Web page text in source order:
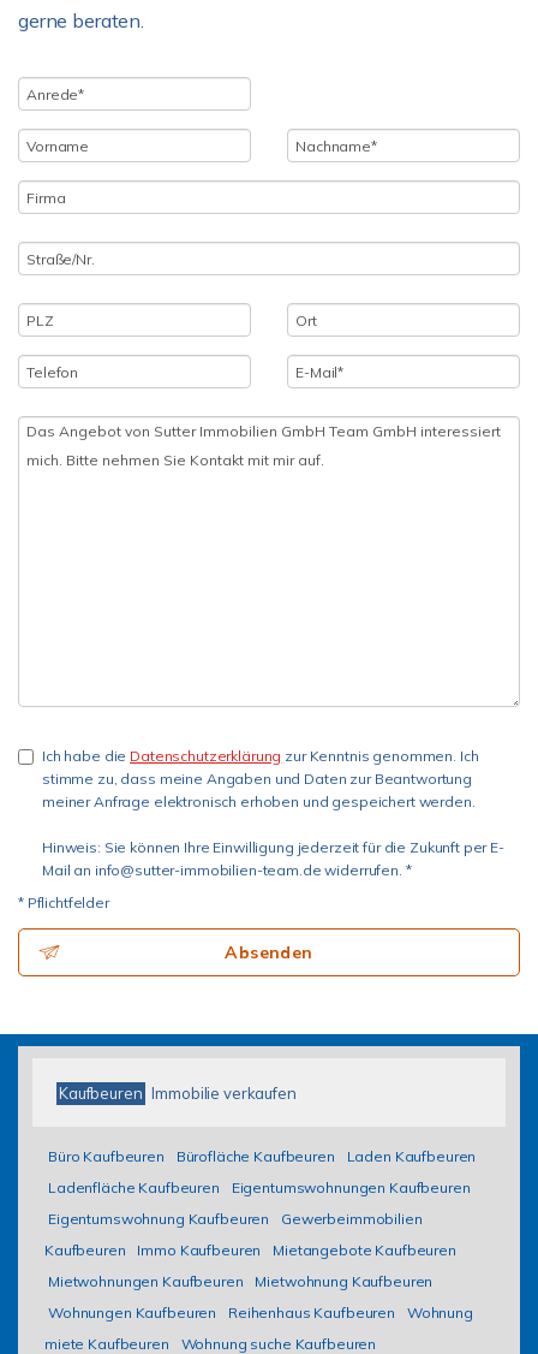
gerne beraten.
Ich habe die Datenschutzerklärung zur Kenntnis genommen. Ich
stimme zu, dass meine Angaben und Daten zur Beantwortung
meiner Anfrage elektronisch erhoben und gespeichert werden.
Hinweis: Sie können Ihre Einwilligung jederzeit für die Zukunft per E-
Mail an info@sutter-immobilien-team.de widerrufen. *
* Pflichtfelder
Absenden
Kaufbeuren Immobilie verkaufen
Büro Kaufbeuren Bürofläche Kaufbeuren
Laden Kaufbeuren
Ladenfläche Kaufbeuren
Eigentumswohnungen Kaufbeuren
Eigentumswohnung Kaufbeuren
Gewerbeimmobilien
Kaufbeuren
Immo Kaufbeuren
Mietangebote Kaufbeuren
Mietwohnungen Kaufbeuren
Mietwohnung Kaufbeuren
Wohnungen Kaufbeuren
Reihenhaus Kaufbeuren
Wohnung
miete Kaufbeuren
Wohnung suche Kaufbeuren